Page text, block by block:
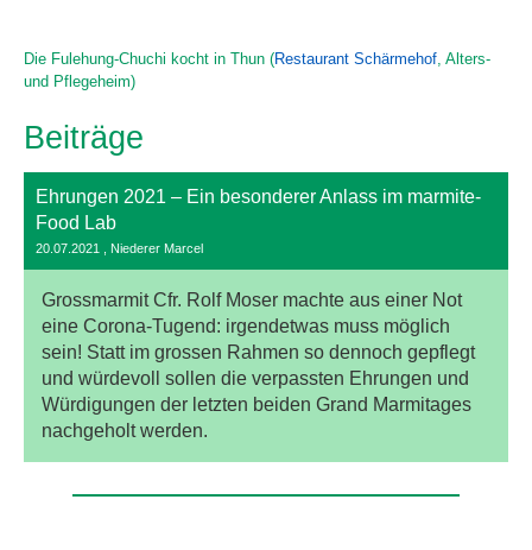
Die Fulehung-Chuchi kocht in Thun (Restaurant Schärmehof , Alters-
und Pflegeheim)
Beiträge
Ehrungen 2021 – Ein besonderer Anlass im marmite-
Food Lab
20.07.2021 , Niederer Marcel
Grossmarmit Cfr. Rolf Moser machte aus einer Not
eine Corona-Tugend: irgendetwas muss möglich
sein! Statt im grossen Rahmen so dennoch gepflegt
und würdevoll sollen die verpassten Ehrungen und
Würdigungen der letzten beiden Grand Marmitages
nachgeholt werden.